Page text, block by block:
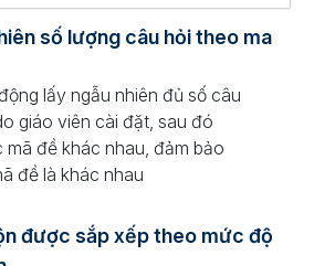
số lượng câu hỏi theo ma
lấy ngẫu nhiên đủ số câu
giáo viên cài đặt, sau đó
mã đề khác nhau, đảm bảo
đề là khác nhau
được sắp xếp theo mức độ